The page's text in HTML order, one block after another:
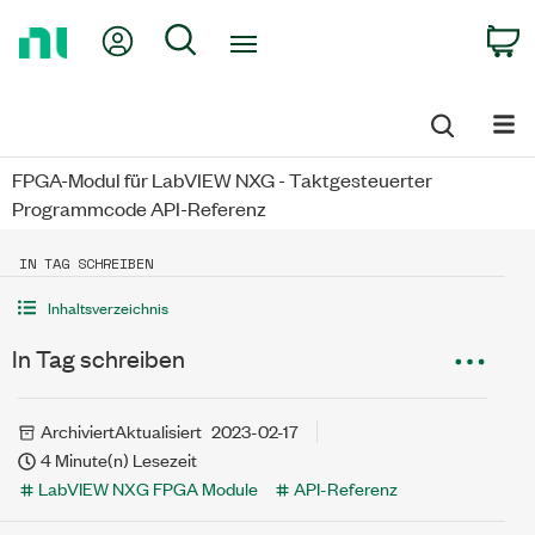
My Account
Search
FPGA-Modul für LabVIEW NXG - Taktgesteuerter
Programmcode API-Referenz
IN TAG SCHREIBEN
Inhaltsverzeichnis
In Tag schreiben
ArchiviertAktualisiert 2023-02-17
4 Minute(n) Lesezeit
LabVIEW NXG FPGA Module
API-Referenz